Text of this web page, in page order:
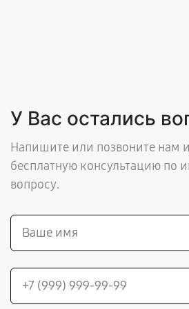
У Вас остались
Напишите или позвоните нам
бесплатную консультацию по
вопросу.